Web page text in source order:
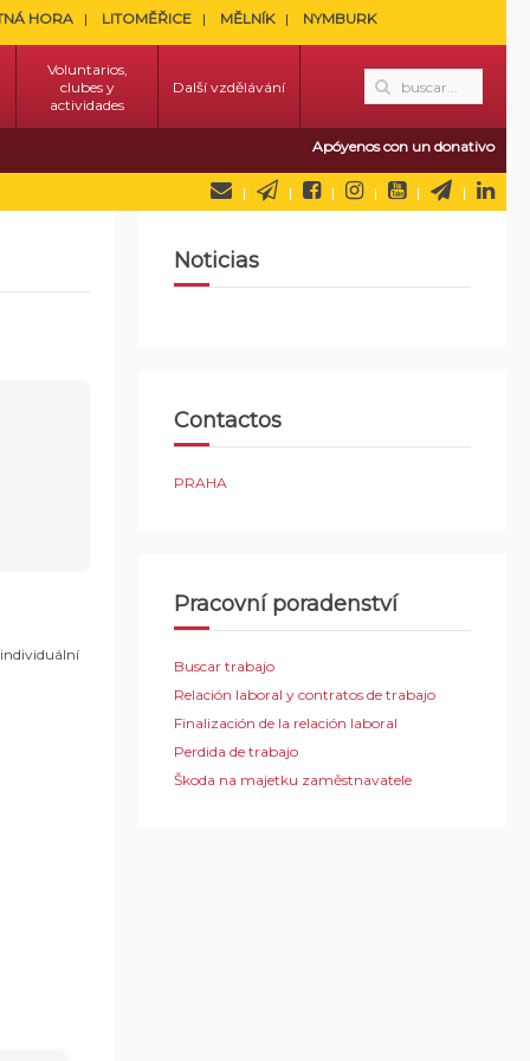
HORA LITOMĚŘICE MĚLNÍK NYMBURK
Voluntarios,
clubes y
actividades
Další vzdělávání
Apóyenos con un donativo
Noticias
Contactos
PRAHA
Pracovní poradenství
Buscar trabajo
Relación laboral y contratos de trabajo
Finalización de la relación laboral
Perdida de trabajo
Škoda na majetku zaměstnavatele